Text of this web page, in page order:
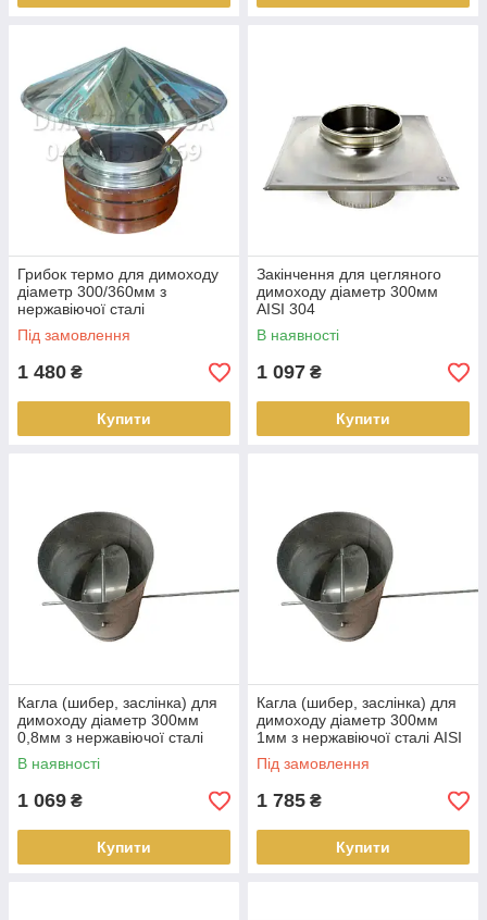
Грибок термо для димоходу
діаметр 300/360мм з
нержавіючої сталі
Під замовлення
1 480 ₴
Купити
Закінчення для цегляного
димоходу діаметр 300мм
AISI 304
В наявності
1 097 ₴
Купити
Кагла (шибер, заслінка) для
димоходу діаметр 300мм
0,8мм з нержавіючої сталі
AISI 304
В наявності
1 069 ₴
Купити
Кагла (шибер, заслінка) для
димоходу діаметр 300мм
1мм з нержавіючої сталі AISI
304
Під замовлення
1 785 ₴
Купити